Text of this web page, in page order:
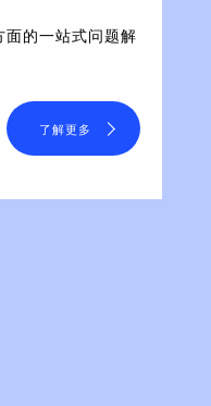
的一站式问题解
了解更多